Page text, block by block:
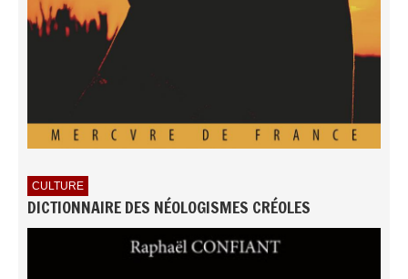
CULTURE
DICTIONNAIRE DES NÉOLOGISMES CRÉOLES